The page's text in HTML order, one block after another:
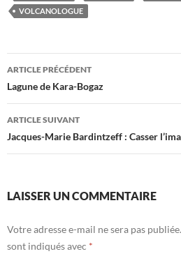
VOLCANOLOGUE
Navigation
des
articles
ARTICLE PRÉCÉDENT
Lagune de Kara-Bogaz
ARTICLE SUIVANT
Jacques-Marie Bardintzeff : Casser
LAISSER UN COMMENTAIRE
Votre adresse e-mail ne sera pas publiée.
sont indiqués avec *